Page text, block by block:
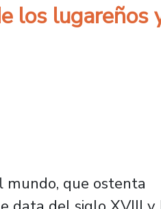
los lugareños
mundo, que ostenta